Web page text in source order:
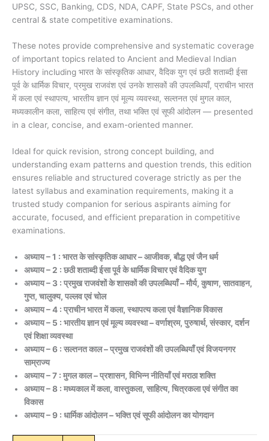
UPSC, SSC, Banking, CDS, NDA, CAPF, State PSCs, and other
central & state competitive examinations.
These notes provide comprehensive and systematic coverage
of important topics related to Ancient and Medieval Indian
History including भारत के सांस्कृतिक आधार, वैदिक युग एवं छठी शताब्दी ईसा
पूर्व के धार्मिक विचार, प्रमुख राजवंश एवं उनके शासकों की उपलब्धियाँ, प्राचीन भारत
में कला एवं स्थापत्य, भारतीय ज्ञान एवं मूल्य व्यवस्था, सल्तनत एवं मुगल काल,
मध्यकालीन कला, साहित्य एवं संगीत, तथा भक्ति एवं सूफी आंदोलन — presented
in a clear, concise, and exam-oriented manner.
Ideal for quick revision, strong concept building, and
understanding exam patterns and question trends, this edition
ensures reliable and structured coverage strictly as per the
latest syllabus and examination requirements, making it a
trusted study companion for serious aspirants aiming for
accurate, focused, and efficient preparation in competitive
examinations.
अध्याय – 1 : भारत के सांस्कृतिक आधार – आजीवक, बौद्ध एवं जैन धर्म
अध्याय – 2 : छठी शताब्दी ईसा पूर्व के धार्मिक विचार एवं वैदिक युग
अध्याय – 3 : प्रमुख राजवंशों के शासकों की उपलब्धियाँ – मौर्य, कुषाण, सातवाहन,
गुप्त, चालुक्य, पल्लव एवं चोल
अध्याय – 4 : प्राचीन भारत में कला, स्थापत्य कला एवं वैज्ञानिक विकास
अध्याय – 5 : भारतीय ज्ञान एवं मूल्य व्यवस्था – वर्णाश्रम, पुरुषार्थ, संस्कार, दर्शन
एवं शिक्षा व्यवस्था
अध्याय – 6 : सल्तनत काल – प्रमुख राजवंशों की उपलब्धियाँ एवं विजयनगर
साम्राज्य
अध्याय – 7 : मुगल काल – प्रशासन, विभिन्न नीतियाँ एवं मराठा शक्ति
अध्याय – 8 : मध्यकाल में कला, वास्तुकला, साहित्य, चित्रकला एवं संगीत का
विकास
अध्याय – 9 : धार्मिक आंदोलन – भक्ति एवं सूफी आंदोलन का योगदान